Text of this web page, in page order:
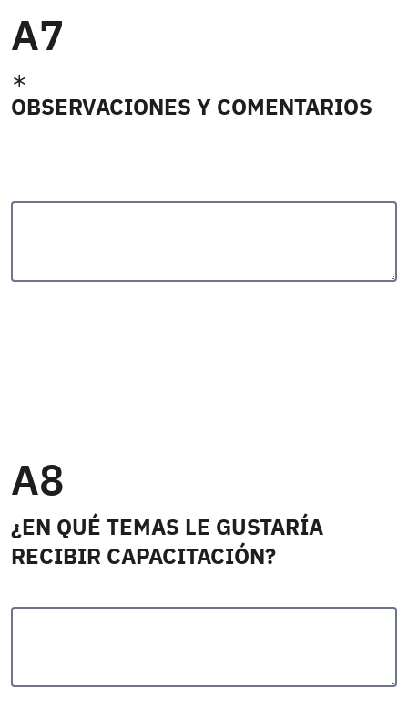
A7
OBSERVACIONES Y COMENTARIOS
A8
¿EN QUÉ TEMAS LE GUSTARÍA
RECIBIR CAPACITACIÓN?